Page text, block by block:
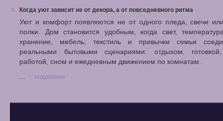
5. Когда уют зависит не от декора, а от повседневного ритма
Уют и комфорт появляются не от одного пледа, свечи
полки. Дом становится удобным, когда свет,
хранение, мебель, текстиль и привычки семьи
реальными бытовыми сценариями: отдыхом,
работой, сном и ежедневным движением по комнатам.
...
подробнее